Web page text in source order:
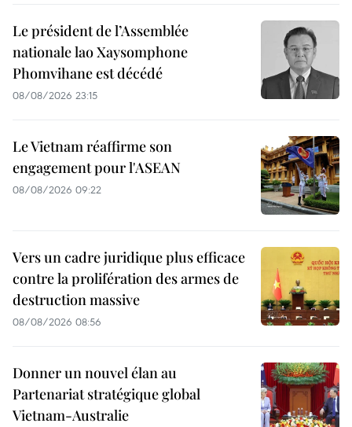
Le président de l’Assemblée
nationale lao Xaysomphone
Phomvihane est décédé
08/08/2026 23:15
Le Vietnam réaffirme son
engagement pour l'ASEAN
08/08/2026 09:22
Vers un cadre juridique plus efficace
contre la prolifération des armes de
destruction massive
08/08/2026 08:56
Donner un nouvel élan au
Partenariat stratégique global
Vietnam-Australie